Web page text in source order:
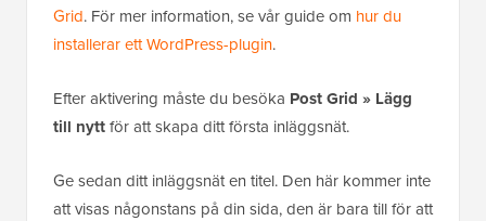
Grid. För mer information, se vår guide om hur du
installerar ett WordPress-plugin.
Efter aktivering måste du besöka Post Grid » Lägg
till nyttför att skapa ditt första inläggsnät.
Ge sedan ditt inläggsnät en titel. Den här kommer inte
att visas någonstans på din sida, den är bara till för att